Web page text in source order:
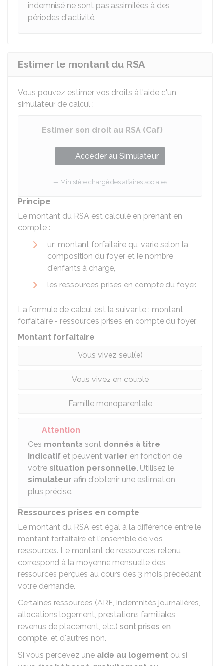
indemnisé ne sont pas assimilées à des
périodes d'activité.
Estimer le montant du RSA
Vous pouvez estimer vos droits à l'aide d'un
simulateur de calcul :
Estimer son droit au RSA (Caf)
Accéder au Simulateur
Ministère chargé des affaires sociales
Principe
Le montant du RSA est calculé en prenant en
compte :
un montant forfaitaire qui varie selon la
composition du foyer et le nombre
d'enfants à charge,
les ressources prises en compte du foyer.
La formule de calcul est la suivante : montant
forfaitaire - ressources prises en compte du foyer.
Montant forfaitaire
Vous vivez seul(e)
Vous vivez en couple
Famille monoparentale
Attention
Ces montants sont donnés à titre
indicatif et peuvent varier en fonction de
votre situation personnelle. Utilisez le
simulateur afin d'obtenir une estimation
plus précise.
Ressources prises en compte
Le montant du RSA est égal à la différence entre le
montant forfaitaire et l'ensemble de vos
ressources. Le montant de ressources retenu
correspond à la moyenne mensuelle des
ressources perçues au cours des 3 mois précédant
votre demande.
Certaines ressources (ARE, indemnités journalières,
allocations logement, prestations familiales,
revenus de placement, etc.) sont prises en
compte, et d'autres non.
Si vous percevez une aide au logement ou si